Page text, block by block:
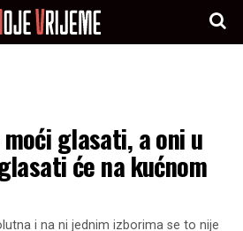
glasati, a oni u
će na kućnom
i na ni jednim izborima se to nije